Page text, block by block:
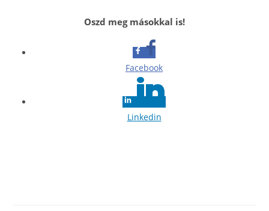
Oszd meg másokkal is!
Facebook
Linkedin